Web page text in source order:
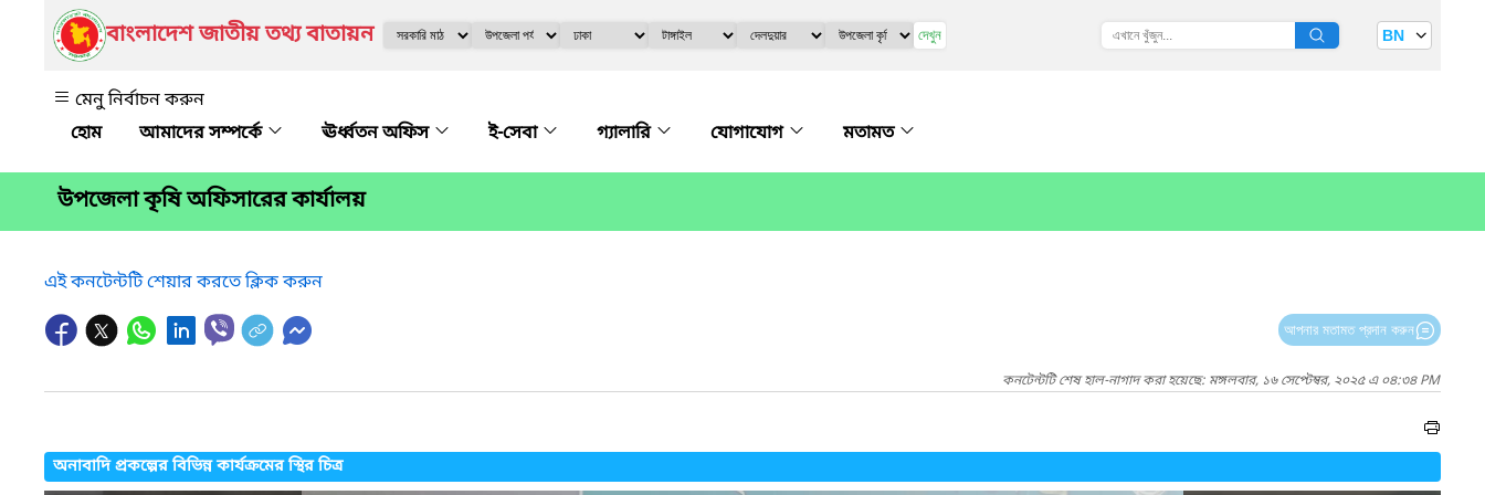
বাংলাদেশ জাতীয় তথ্য বাতায়ন দেখুন BN
মেনু নির্বাচন করুন
আমাদের সম্পর্কে
ঊর্ধ্বতন অফিস ই-সেবা গ্যালারি যোগাযোগ মতামত
উপজেলা কৃষি অফিসারের কার্যালয়
এই কনটেন্টটি শেয়ার করতে ক্লিক করুন
আপনার মতামত প্রদান করুন
কনটেন্টটি শেষ হাল-নাগাদ করা হয়েছে: মঙ্গলবার, ১৬ সেপ্টেম্বর, ২০২৫ এ ০৪:৩৪ PM
অনাবাদি প্রকল্পের বিভিন্ন কার্যক্রমের স্থির চিত্র